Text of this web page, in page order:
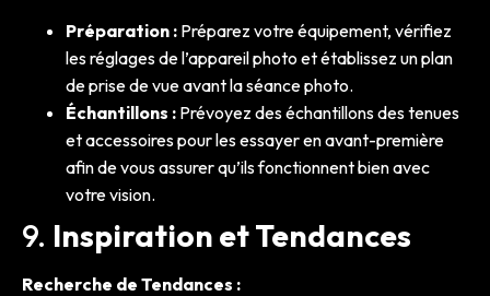
Préparation : Préparez votre équipement, vérifiez
les réglages de l’appareil photo et établissez un plan
de prise de vue avant la séance photo.
Échantillons : Prévoyez des échantillons des tenues
et accessoires pour les essayer en avant-première
afin de vous assurer qu’ils fonctionnent bien avec
votre vision.
9. Inspiration et Tendances
Recherche de Tendances :